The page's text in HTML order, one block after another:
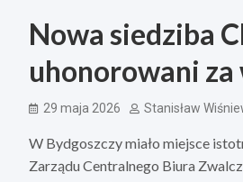
Nowa siedziba
uhonorowani za
29 maja 2026 Stanisław
W Bydgoszczy miało miejsce
Zarządu Centralnego Biura